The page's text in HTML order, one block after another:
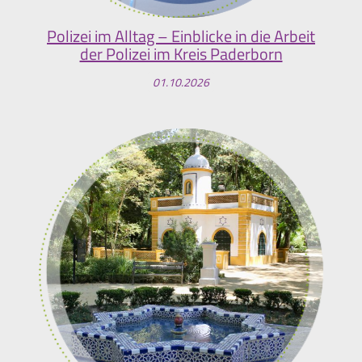
Polizei im Alltag – Einblicke in die Arbeit
der Polizei im Kreis Paderborn
01.10.2026